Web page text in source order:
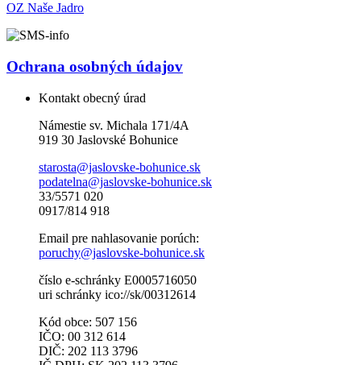
OZ Naše Jadro
Ochrana osobných údajov
Kontakt obecný úrad
Námestie sv. Michala 171/4A
919 30 Jaslovské Bohunice
starosta@jaslovske-bohunice.sk
podatelna@jaslovske-bohunice.sk
33/5571 020
0917/814 918
Email pre nahlasovanie porúch:
poruchy@jaslovske-bohunice.sk
číslo e-schránky E0005716050
uri schránky ico://sk/00312614
Kód obce: 507 156
IČO: 00 312 614
DIČ: 202 113 3796